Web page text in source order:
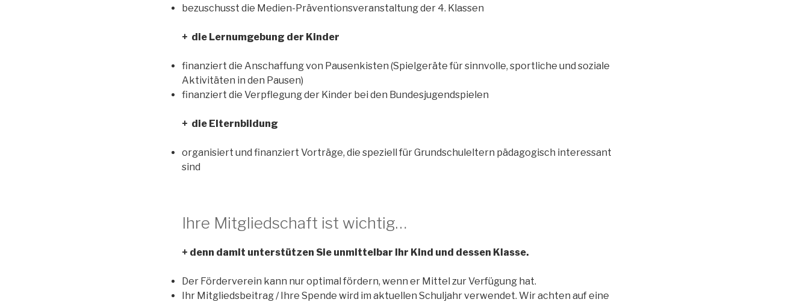
bezuschusst die Medien-Präventionsveranstaltung der 4. Klassen
+ die Lernumgebung der Kinder
finanziert die Anschaffung von Pausenkisten (Spielgeräte für sinnvolle, sportliche und soziale
Aktivitäten in den Pausen)
finanziert die Verpflegung der Kinder bei den Bundesjugendspielen
+ die Elternbildung
organisiert und finanziert Vorträge, die speziell für Grundschuleltern pädagogisch interessant
sind
Ihre Mitgliedschaft ist wichtig…
+ denn damit unterstützen Sie unmittelbar Ihr Kind und dessen Klasse.
Der Förderverein kann nur optimal fördern, wenn er Mittel zur Verfügung hat.
Ihr Mitgliedsbeitrag / Ihre Spende wird im aktuellen Schuljahr verwendet. Wir achten auf eine